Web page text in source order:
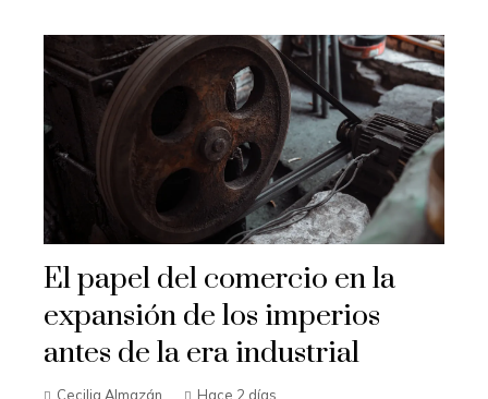
El papel del comercio en la
expansión de los imperios
antes de la era industrial
Cecilia Almazán Hace 2 días